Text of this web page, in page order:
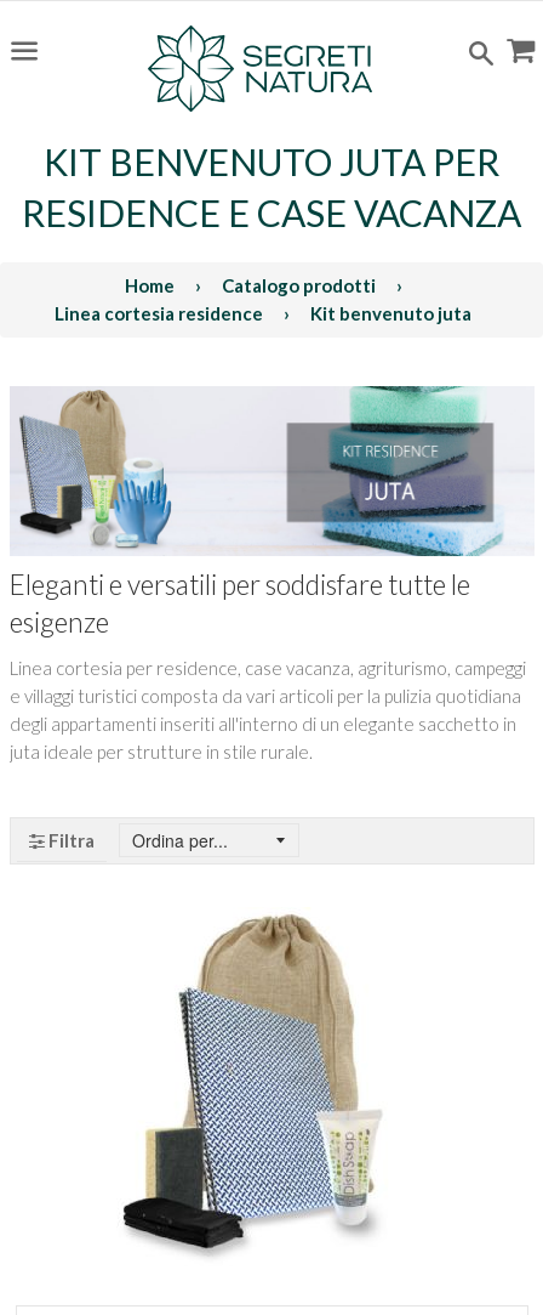
KIT BENVENUTO JUTA PER
RESIDENCE E CASE VACANZA
Home › Catalogo prodotti
›
Linea cortesia residence
› Kit benvenuto juta
Eleganti e versatili per soddisfare tutte le
esigenze
Linea cortesia per residence, case vacanza, agriturismo, campeggi
e villaggi turistici composta da vari articoli per la pulizia quotidiana
degli appartamenti inseriti all'interno di un elegante sacchetto in
juta ideale per strutture in stile rurale.
Filtra